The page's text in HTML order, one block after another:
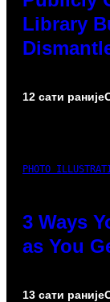
Library
12 сати раније
PHOTO
3 Ways
as You
13 сати раније